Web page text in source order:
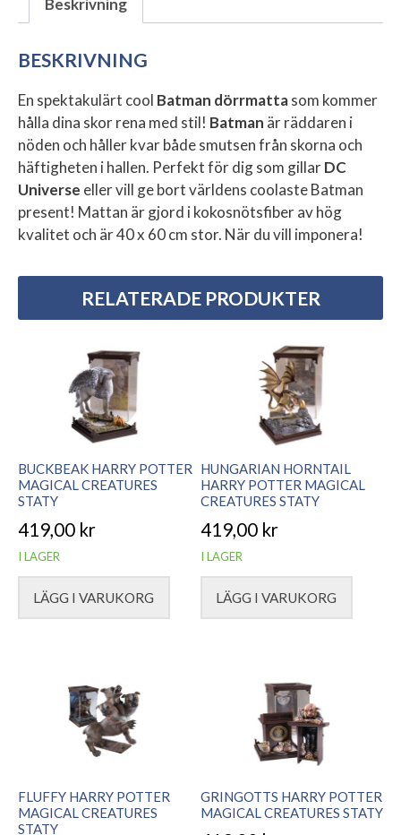
Beskrivning
BESKRIVNING
En spektakulärt cool Batman dörrmattasom kommer
hålla dina skor rena med stil! Batman är räddaren i
nöden och håller kvar både smutsen från skorna och
häftigheten i hallen. Perfekt för dig som gillarDC
Universe eller vill ge bort världens coolaste Batman
present! Mattan är gjord i kokosnötsfiber av hög
kvalitet och är 40 x 60 cm stor. När du vill imponera!
RELATERADE PRODUKTER
BUCKBEAK HARRY POTTER
MAGICAL CREATURES
STATY
419,00 kr
I LAGER
LÄGG I VARUKORG
HUNGARIAN HORNTAIL
HARRY POTTER MAGICAL
CREATURES STATY
419,00 kr
I LAGER
LÄGG I VARUKORG
FLUFFY HARRY POTTER
MAGICAL CREATURES
STATY
GRINGOTTS HARRY POTTER
MAGICAL CREATURES STATY